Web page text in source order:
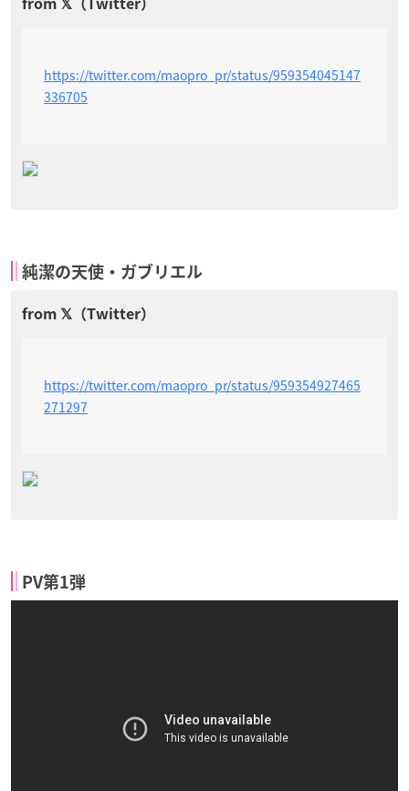
https://twitter.com/maopro_pr/status/959354045147
336705
純潔の天使・ガブリエル
https://twitter.com/maopro_pr/status/959354927465
271297
PV第1弾